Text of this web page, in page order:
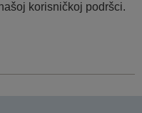
korisničkoj podršci.